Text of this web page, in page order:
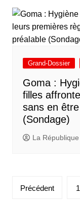
Grand-Dossier
Goma :
filles
sans en
(Sondage)
La République
Précédent 1